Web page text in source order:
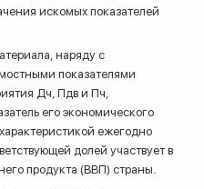
искомых показателей
наряду с
показателями
Дч, Пдв и Пч,
его экономического
ежегодно
долей участвует в
продукта (ВВП) страны.